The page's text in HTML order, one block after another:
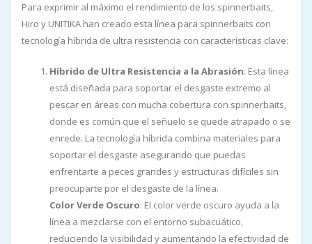
Para exprimir al máximo el rendimiento de los spinnerbaits,
Hiro y UNITIKA han creado esta línea para spinnerbaits con
tecnología híbrida de ultra resistencia con características clave:
Híbrido de Ultra Resistencia a la Abrasión: Esta línea
está diseñada para soportar el desgaste extremo al
pescar en áreas con mucha cobertura con spinnerbaits,
donde es común que el señuelo se quede atrapado o se
enrede. La tecnología híbrida combina materiales para
soportar el desgaste asegurando que puedas
enfrentarte a peces grandes y estructuras difíciles sin
preocuparte por el desgaste de la línea.
Color Verde Oscuro: El color verde oscuro ayuda a la
línea a mezclarse con el entorno subacuático,
reduciendo la visibilidad y aumentando la efectividad de